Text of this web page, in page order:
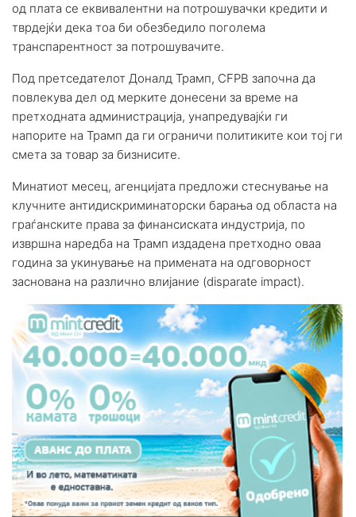
од плата се еквивалентни на потрошувачки кредити и
тврдејќи дека тоа би обезбедило поголема
транспарентност за потрошувачите.
Под претседателот Доналд Трамп, CFPB започна да
повлекува дел од мерките донесени за време на
претходната администрација, унапредувајќи ги
напорите на Трамп да ги ограничи политиките кои тој ги
смета за товар за бизнисите.
Минатиот месец, агенцијата предложи стеснување на
клучните антидискриминаторски барања од областа на
граѓанските права за финансиската индустрија, по
извршна наредба на Трамп издадена претходно оваа
година за укинување на примената на одговорност
заснована на различно влијание (disparate impact).